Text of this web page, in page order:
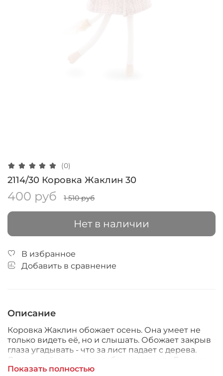
(0)
2114/30 Коровка Жаклин 30
400 руб 1 510 руб
Нет в наличии
В избранное
Добавить в сравнение
Описание
Коровка Жаклин обожает осень. Она умеет не
только видеть её, но и слышать. Обожает закрыв
глаза угадывать - что за лист падает с дерева.
Листик клёна это, или дуба, или ясеня... Бродить
по аллеям, утопая ногами в мягком ковре,
Показать полностью